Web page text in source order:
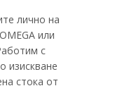
лично на
или
с
изискване
стока от